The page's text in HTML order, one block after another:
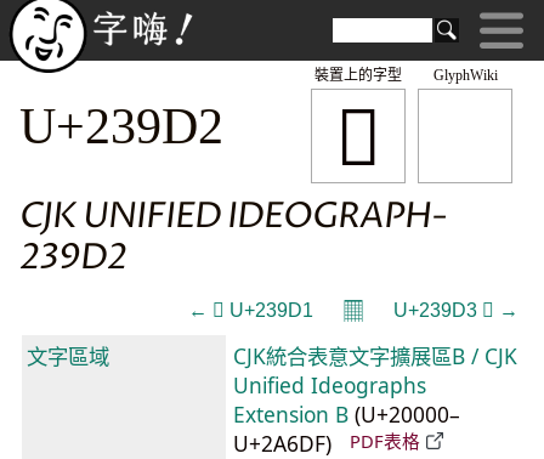
GlyphWiki
𣧒
裝置上的字型
U+239D2
CJK UNIFIED IDEOGRAPH-
239D2
← 𣧑 U+239D1 𝄜 U+239D3 𣧓 →
文字區域
CJK統合表意文字擴展區B / CJK
Unified Ideographs
Extension B (U+20000–
U+2A6DF)
PDF表格